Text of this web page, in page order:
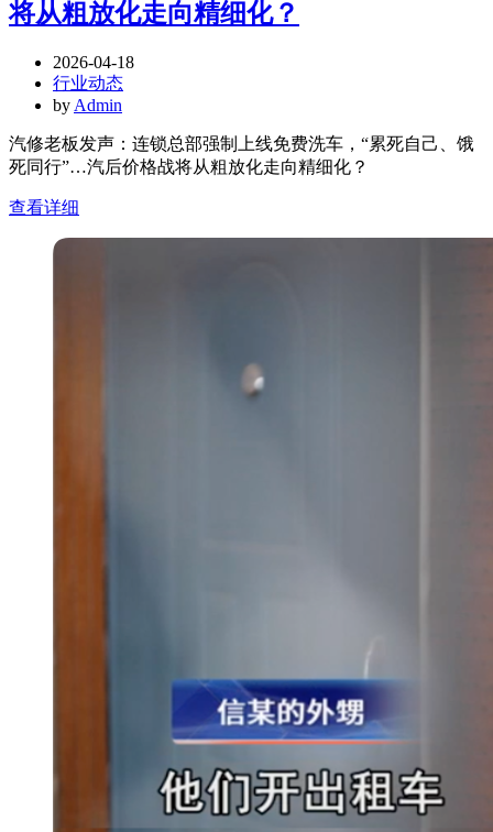
将从粗放化走向精细化？
2026-04-18
行业动态
by Admin
汽修老板发声：连锁总部强制上线免费洗车，“累死自己、饿
死同行”…汽后价格战将从粗放化走向精细化？
查看详细